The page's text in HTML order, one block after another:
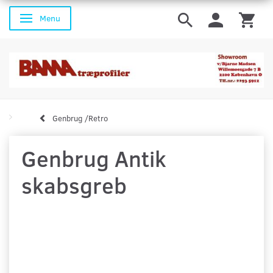
Skifte navigation
Menu
Genbrug /Retro
Genbrug Antik
skabsgreb